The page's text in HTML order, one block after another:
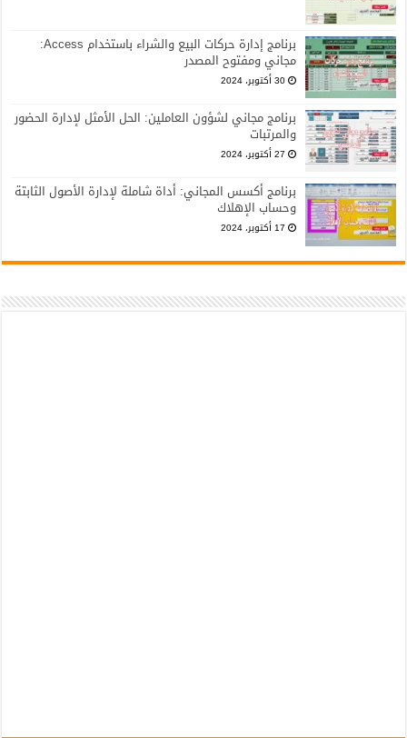
برنامج إدارة حركات البيع والشراء باستخدام Access:
مجاني ومفتوح المصدر
30 أكتوبر، 2024
برنامج مجاني لشؤون العاملين: الحل الأمثل لإدارة الحضور
والمرتبات
27 أكتوبر، 2024
برنامج أكسس المجاني: أداة شاملة لإدارة الأصول الثابتة
وحساب الإهلاك
17 أكتوبر، 2024